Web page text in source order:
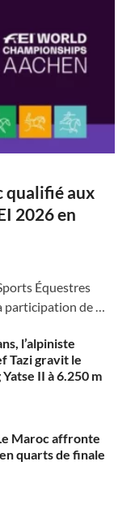
qualifié aux
2026 en
Équestres
participation de …
l’alpiniste
Tazi gravit le
II à 6.250 m
Maroc affronte
quarts de finale